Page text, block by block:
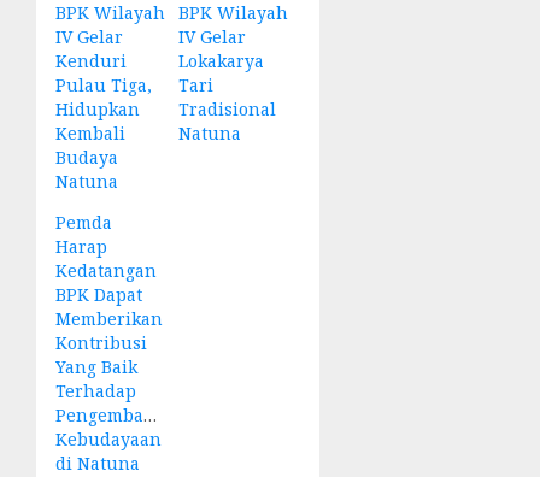
BPK Wilayah
IV Gelar
Kenduri
Pulau Tiga,
Hidupkan
Kembali
Budaya
Natuna
BPK Wilayah
IV Gelar
Lokakarya
Tari
Tradisional
Natuna
Pemda
Harap
Kedatangan
BPK Dapat
Memberikan
Kontribusi
Yang Baik
Terhadap
Pengembangan
Kebudayaan
di Natuna